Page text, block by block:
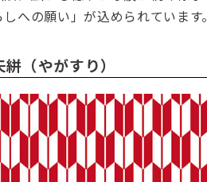
しへの願い」が込められています。
絣（やがすり）